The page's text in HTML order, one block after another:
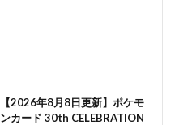
【2026年8月8日更新】ポケモ
ンカード 30th CELEBRATION